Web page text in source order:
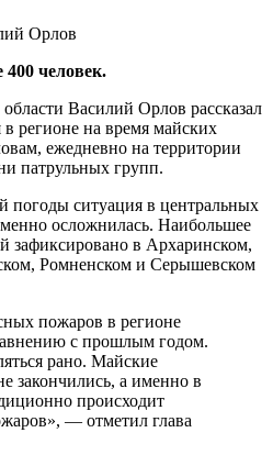
Орлов
человек.
Василий Орлов рассказал
регионе на время майских
ежедневно на территории
патрульных групп.
погоды ситуация в центральных
осложнилась. Наибольшее
зафиксировано в Архаринском,
Ромненском и Серышевском
пожаров в регионе
с прошлым годом.
рано. Майские
закончились, а именно в
происходит
— отметил глава